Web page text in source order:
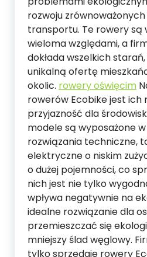
rozwoju
transportu. Te rowery są
wieloma względami, a
dokłada wszelkich
unikalną ofertę
okolic. rowery oświęcim
rowerów Ecobike jest ich
przyjazność dla
modele są wyposażone
rozwiązania techniczne,
elektryczne o niskim
o dużej pojemności, co
nich jest nie tylko
wpływa negatywnie na
idealne rozwiązanie dla
przemieszczać się
mniejszy ślad węglowy.
tylko sprzedaje rowery